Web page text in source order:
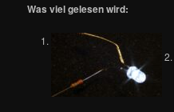
Was viel gelesen wird: